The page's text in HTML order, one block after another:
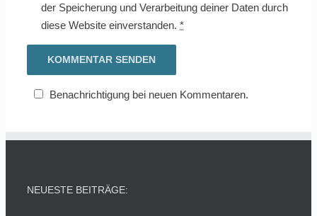
der Speicherung und Verarbeitung deiner Daten durch
diese Website einverstanden. *
Benachrichtigung bei neuen Kommentaren.
NEUESTE BEITRÄGE: